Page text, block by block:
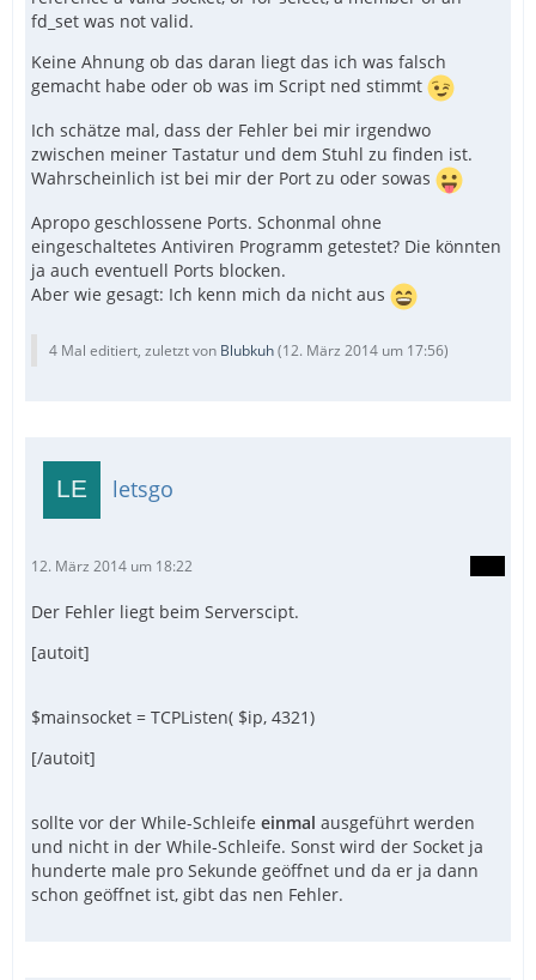
fd_set was not valid.
Keine Ahnung ob das daran liegt das ich was falsch
gemacht habe oder ob was im Script ned stimmt
Ich schätze mal, dass der Fehler bei mir irgendwo
zwischen meiner Tastatur und dem Stuhl zu finden ist.
Wahrscheinlich ist bei mir der Port zu oder sowas
Apropo geschlossene Ports. Schonmal ohne
eingeschaltetes Antiviren Programm getestet? Die könnten
ja auch eventuell Ports blocken.
Aber wie gesagt: Ich kenn mich da nicht aus
4 Mal editiert, zuletzt von Blubkuh(12. März 2014 um 17:56)
letsgo
12. März 2014 um 18:22
Der Fehler liegt beim Serverscipt.
[autoit]
$mainsocket = TCPListen( $ip, 4321)
[/autoit]
sollte vor der While-Schleife einmal ausgeführt werden
und nicht in der While-Schleife. Sonst wird der Socket ja
hunderte male pro Sekunde geöffnet und da er ja dann
schon geöffnet ist, gibt das nen Fehler.